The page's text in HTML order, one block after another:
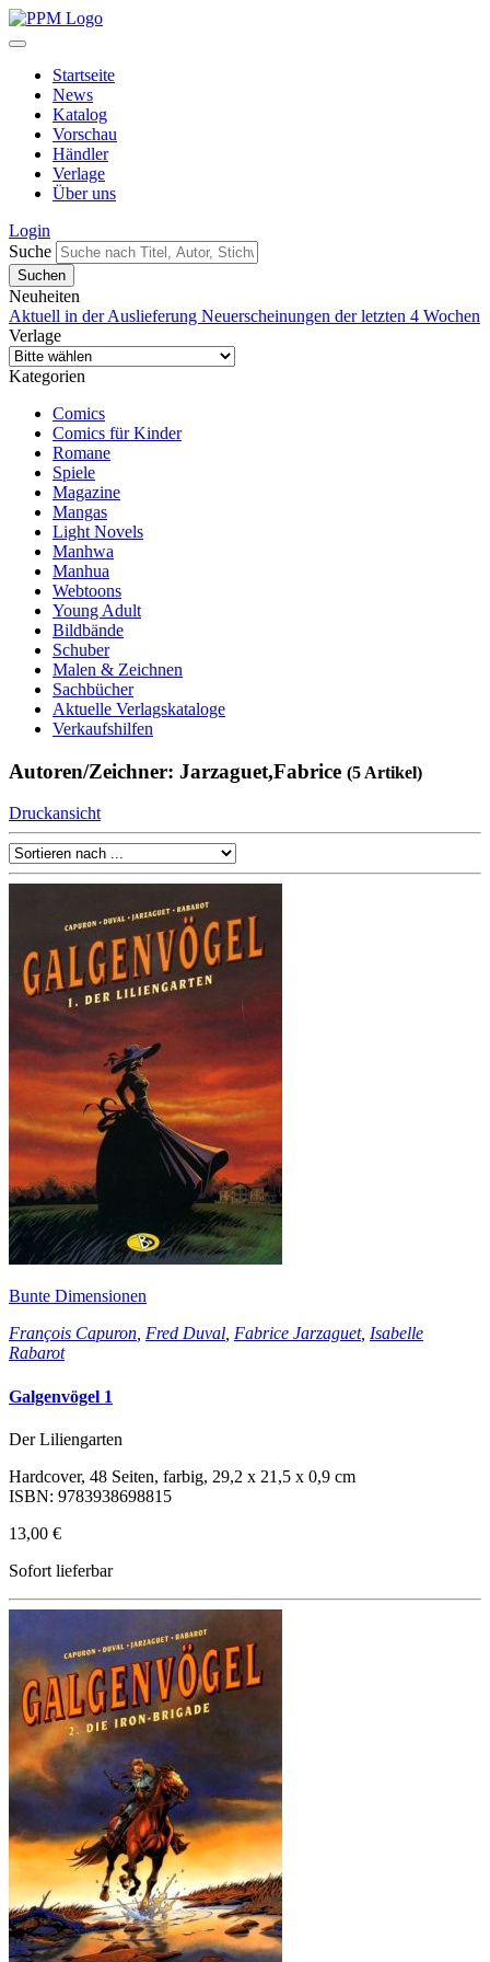
Startseite
News
Katalog
Vorschau
Händler
Verlage
Über uns
Login
Suche
Neuheiten
Aktuell in der Auslieferung Neuerscheinungen der letzten 4 Wochen
Verlage
Kategorien
Comics
Comics für Kinder
Romane
Spiele
Magazine
Mangas
Light Novels
Manhwa
Manhua
Webtoons
Young Adult
Bildbände
Schuber
Malen & Zeichnen
Sachbücher
Aktuelle Verlagskataloge
Verkaufshilfen
Autoren/Zeichner: Jarzaguet,Fabrice (5 Artikel)
Druckansicht
Bunte Dimensionen
François Capuron, Fred Duval, Fabrice Jarzaguet, Isabelle
Rabarot
Galgenvögel 1
Der Liliengarten
Hardcover, 48 Seiten, farbig, 29,2 x 21,5 x 0,9 cm
ISBN: 9783938698815
13,00 €
Sofort lieferbar